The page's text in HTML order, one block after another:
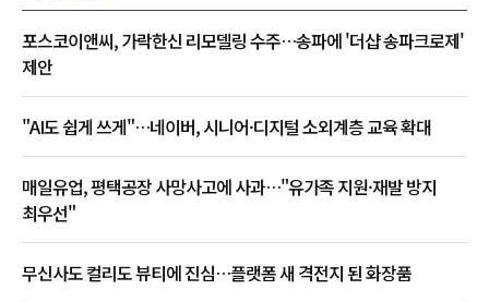
포스코이앤씨, 가락한신 리모델링 수주…송파에 '더샵 송파크로제'
제안
"AI도 쉽게 쓰게"…네이버, 시니어·디지털 소외계층 교육 확대
매일유업, 평택공장 사망사고에 사과…"유가족 지원·재발 방지
최우선"
무신사도 컬리도 뷰티에 진심…플랫폼 새 격전지 된 화장품